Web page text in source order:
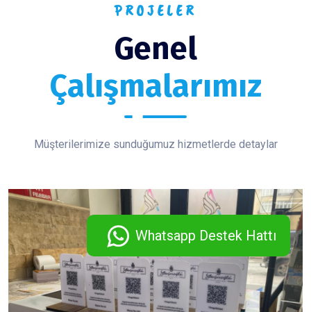
PROJELER
Genel
Çalışmalarımız
Müşterilerimize sunduğumuz hizmetlerde detaylar
Whatsapp Destek Hattı